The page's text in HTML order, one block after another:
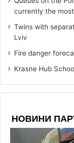
currently the
Twins with
Lviv
Fire danger
Krasne Hub